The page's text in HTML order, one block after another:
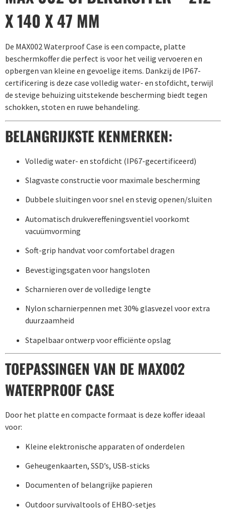
X 140 X 47 MM
De MAX002 Waterproof Case is een compacte, platte
beschermkoffer die perfect is voor het veilig vervoeren en
opbergen van kleine en gevoelige items. Dankzij de IP67-
certificering is deze case volledig water- en stofdicht, terwijl
de stevige behuizing uitstekende bescherming biedt tegen
schokken, stoten en ruwe behandeling.
BELANGRIJKSTE KENMERKEN:
Volledig water- en stofdicht (IP67-gecertificeerd)
Slagvaste constructie voor maximale bescherming
Dubbele sluitingen voor snel en stevig openen/sluiten
Automatisch drukvereffeningsventiel voorkomt
vacuümvorming
Soft-grip handvat voor comfortabel dragen
Bevestigingsgaten voor hangsloten
Scharnieren over de volledige lengte
Nylon scharnierpennen met 30% glasvezel voor extra
duurzaamheid
Stapelbaar ontwerp voor efficiënte opslag
TOEPASSINGEN VAN DE MAX002
WATERPROOF CASE
Door het platte en compacte formaat is deze koffer ideaal
voor:
Kleine elektronische apparaten of onderdelen
Geheugenkaarten, SSD’s, USB-sticks
Documenten of belangrijke papieren
Outdoor survivaltools of EHBO-setjes